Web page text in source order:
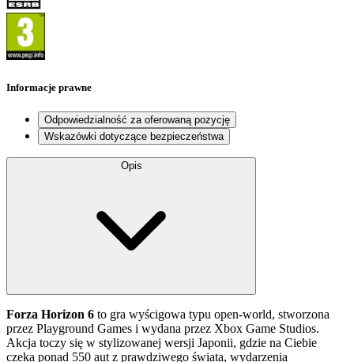
Informacje prawne
Odpowiedzialność za oferowaną pozycję
Wskazówki dotyczące bezpieczeństwa
Opis
Forza Horizon 6 to gra wyścigowa typu open‑world, stworzona
przez Playground Games i wydana przez Xbox Game Studios.
Akcja toczy się w stylizowanej wersji Japonii, gdzie na Ciebie
czeka ponad 550 aut z prawdziwego świata, wydarzenia